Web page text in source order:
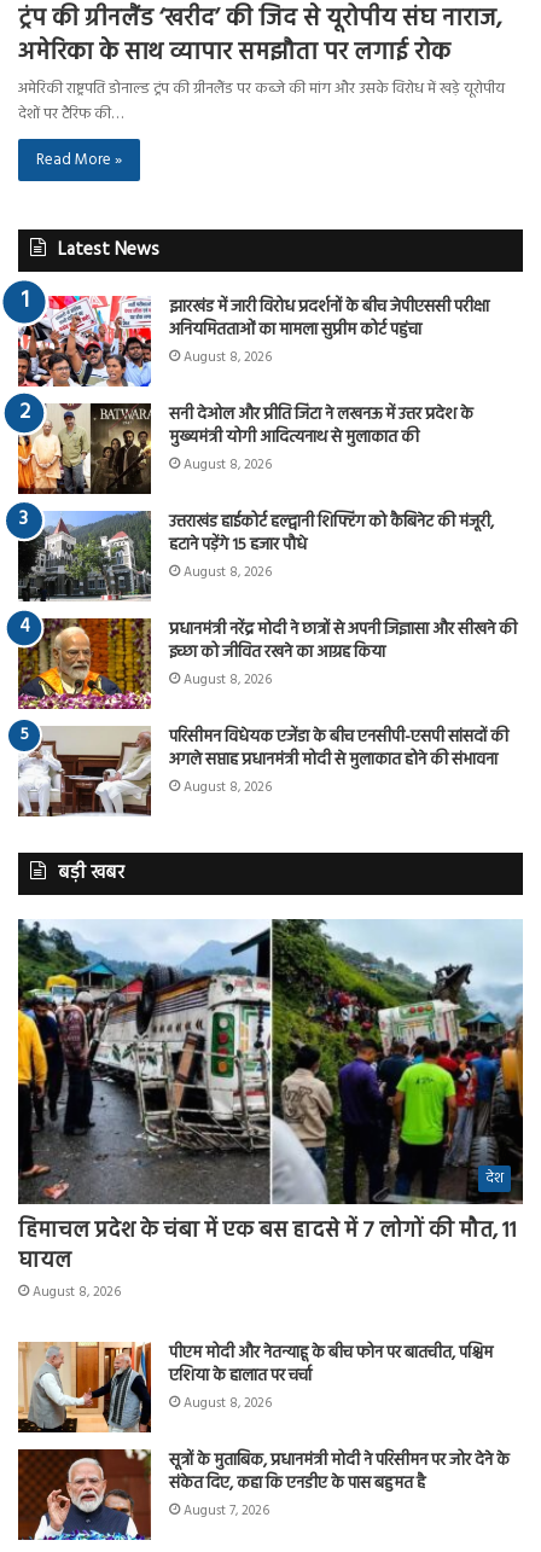
ट्रंप की ग्रीनलैंड ‘खरीद’ की जिद से यूरोपीय संघ नाराज,
अमेरिका के साथ व्यापार समझौता पर लगाई रोक
अमेरिकी राष्ट्रपति डोनाल्ड ट्रंप की ग्रीनलैंड पर कब्जे की मांग और उसके विरोध में खड़े यूरोपीय
देशों पर टैरिफ की…
Read More »
Latest News
झारखंड में जारी विरोध प्रदर्शनों के बीच जेपीएससी परीक्षा
अनियमितताओं का मामला सुप्रीम कोर्ट पहुंचा
August 8, 2026
सनी देओल और प्रीति जिंटा ने लखनऊ में उत्तर प्रदेश के
मुख्यमंत्री योगी आदित्यनाथ से मुलाकात की
August 8, 2026
उत्तराखंड हाईकोर्ट हल्द्वानी शिफ्टिंग को कैबिनेट की मंजूरी,
हटाने पड़ेंगे 15 हजार पौधे
August 8, 2026
प्रधानमंत्री नरेंद्र मोदी ने छात्रों से अपनी जिज्ञासा और सीखने की
इच्छा को जीवित रखने का आग्रह किया
August 8, 2026
परिसीमन विधेयक एजेंडा के बीच एनसीपी-एसपी सांसदों की
अगले सप्ताह प्रधानमंत्री मोदी से मुलाकात होने की संभावना
August 8, 2026
बड़ी खबर
देश
हिमाचल प्रदेश के चंबा में एक बस हादसे में 7 लोगों की मौत, 11
घायल
August 8, 2026
पीएम मोदी और नेतन्याहू के बीच फोन पर बातचीत, पश्चिम
एशिया के हालात पर चर्चा
August 8, 2026
सूत्रों के मुताबिक, प्रधानमंत्री मोदी ने परिसीमन पर जोर देने के
संकेत दिए, कहा कि एनडीए के पास बहुमत है
August 7, 2026